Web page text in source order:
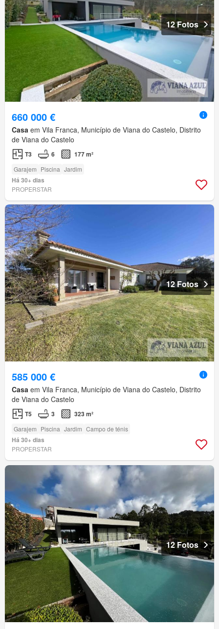
12 Fotos
660 000 €
Casa em Vila Franca, Município de Viana do Castelo, Distrito
de Viana do Castelo
T3 6 177 m²
Garajem Piscina Jardim
Há 30+ dias
PROPERSTAR
12 Fotos
585 000 €
Casa em Vila Franca, Município de Viana do Castelo, Distrito
de Viana do Castelo
T5 3 323 m²
Garajem Piscina Jardim Campo de ténis
Há 30+ dias
PROPERSTAR
12 Fotos